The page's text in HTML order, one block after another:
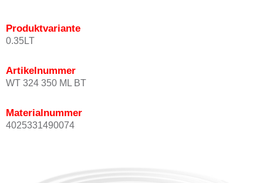
Produktvariante
0.35LT
Artikelnummer
WT 324 350 ML BT
Materialnummer
4025331490074